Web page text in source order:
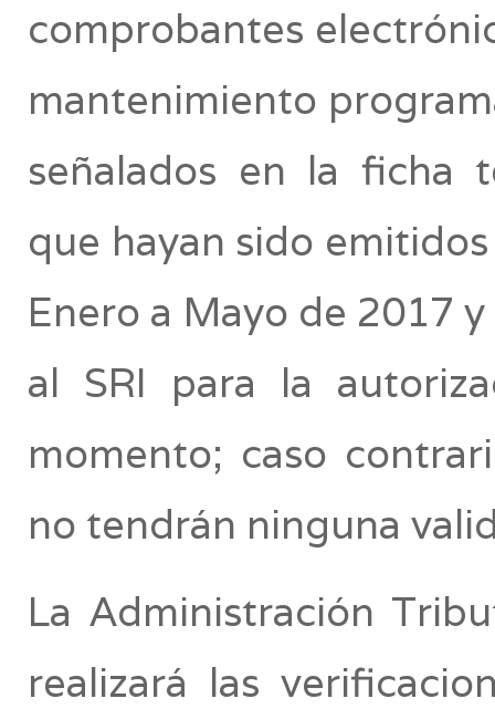
comprobantes
mantenimiento
señalados en la ficha
que hayan sido
Enero a Mayo de 2017
al SRI para la
momento; caso
no tendrán ninguna
La Administración
realizará las